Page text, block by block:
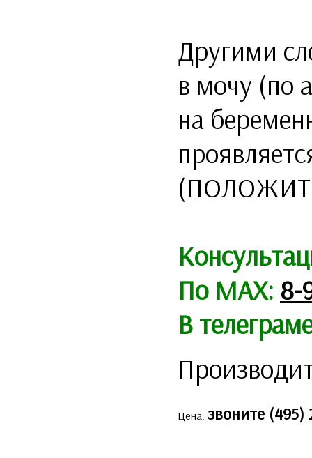
Другими
в мочу (по
на
По MAX: 8-
В
Цена: звоните (495)